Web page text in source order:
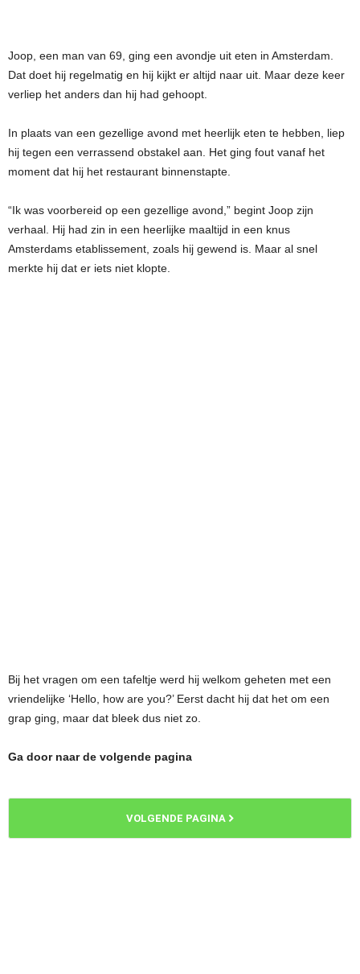
Joop, een man van 69, ging een avondje uit eten in Amsterdam.
Dat doet hij regelmatig en hij kijkt er altijd naar uit. Maar deze keer
verliep het anders dan hij had gehoopt.
In plaats van een gezellige avond met heerlijk eten te hebben, liep
hij tegen een verrassend obstakel aan. Het ging fout vanaf het
moment dat hij het restaurant binnenstapte.
“Ik was voorbereid op een gezellige avond,” begint Joop zijn
verhaal. Hij had zin in een heerlijke maaltijd in een knus
Amsterdams etablissement, zoals hij gewend is. Maar al snel
merkte hij dat er iets niet klopte.
Bij het vragen om een tafeltje werd hij welkom geheten met een
vriendelijke ‘Hello, how are you?’ Eerst dacht hij dat het om een
grap ging, maar dat bleek dus niet zo.
Ga door naar de volgende pagina
VOLGENDE PAGINA